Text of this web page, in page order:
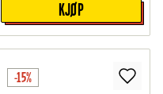
KJØP
-15%